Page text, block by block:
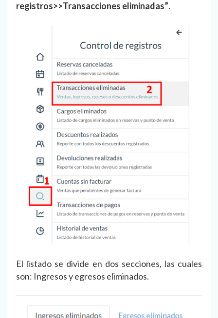
registros>>Transacciones eliminadas”.
El listado se divide en dos secciones, las cuales
son: Ingresos y egresos eliminados.